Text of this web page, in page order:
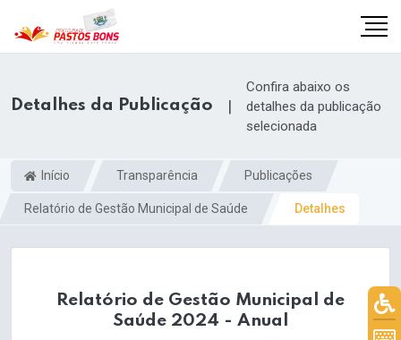
Detalhes da Publicação |
Confira abaixo os
detalhes da publicação
selecionada
Início Transparência Publicações
Relatório de Gestão Municipal de Saúde Detalhes
Relatório de Gestão Municipal de
Saúde 2024 - Anual